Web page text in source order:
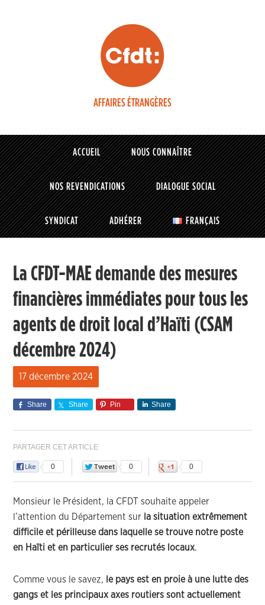
AFFAIRES ÉTRANGÈRES
ACCUEIL NOUS CONNAÎTRE
NOS REVENDICATIONS DIALOGUE SOCIAL
SYNDICAT ADHÉRER FRANÇAIS
La CFDT-MAE demande des mesures
financières immédiates pour tous les
agents de droit local d’Haïti (CSAM
décembre 2024)
17 décembre 2024
Share Share Pin Share
PARTAGER CET ARTICLE
0 0 0
Monsieur le Président, la CFDT souhaite appeler
l’attention du Département sur la situation extrêmement
difficile et périlleuse dans laquelle se trouve notre poste
en Haïti et en particulier ses recrutés locaux.
Comme vous le savez, le pays est en proie à une lutte des
gangs et les principaux axes routiers sont actuellement